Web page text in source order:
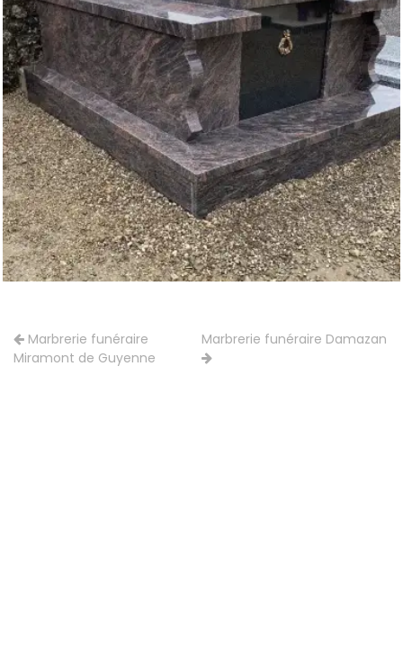
Marbrerie funéraire
Miramont de Guyenne
Marbrerie funéraire Damazan